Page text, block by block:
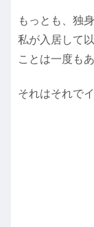
もっとも、独
私が入居して
ことは一度も
それはそれで